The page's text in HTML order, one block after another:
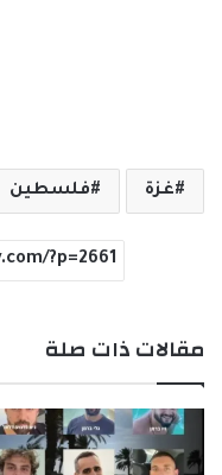
غزة فلسطين
مقالات ذات صلة